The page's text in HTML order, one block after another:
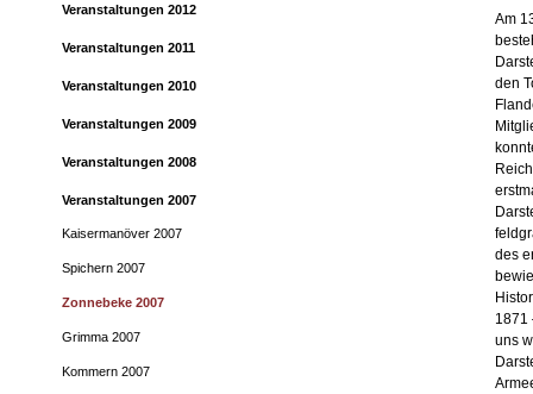
Veranstaltungen 2012
Veranstaltungen 2011
Veranstaltungen 2010
Veranstaltungen 2009
Veranstaltungen 2008
Veranstaltungen 2007
Kaisermanöver 2007
Spichern 2007
Zonnebeke 2007
Grimma 2007
Kommern 2007
Am
den
des
1871
uns